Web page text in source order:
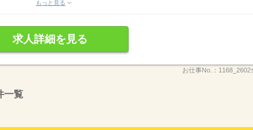
もっと見る
求人詳細を見る
お仕事No.： 1168_2602
一覧